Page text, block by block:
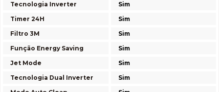
Tecnologia Inverter
Sim
Timer 24H
Sim
Filtro 3M
Sim
Função Energy Saving
Sim
Jet Mode
Sim
Tecnologia Dual Inverter
Sim